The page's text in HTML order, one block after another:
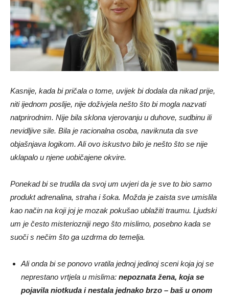
Kasnije, kada bi pričala o tome, uvijek bi dodala da nikad prije,
niti ijednom poslije, nije doživjela nešto što bi mogla nazvati
natprirodnim. Nije bila sklona vjerovanju u duhove, sudbinu ili
nevidljive sile. Bila je racionalna osoba, naviknuta da sve
objašnjava logikom. Ali ovo iskustvo bilo je nešto što se nije
uklapalo u njene uobičajene okvire.
Ponekad bi se trudila da svoj um uvjeri da je sve to bio samo
produkt adrenalina, straha i šoka. Možda je zaista sve umislila
kao način na koji joj je mozak pokušao ublažiti traumu. Ljudski
um je često misteriozniji nego što mislimo, posebno kada se
suoči s nečim što ga uzdrma do temelja.
Ali onda bi se ponovo vratila jednoj jedinoj sceni koja joj se
neprestano vrtjela u mislima: nepoznata žena, koja se
pojavila niotkuda i nestala jednako brzo – baš u onom